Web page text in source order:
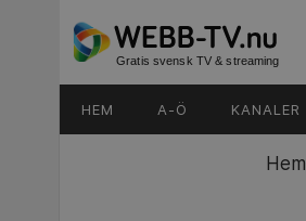
Gratis svensk TV & streaming
HEM A-Ö KANALER
Hem